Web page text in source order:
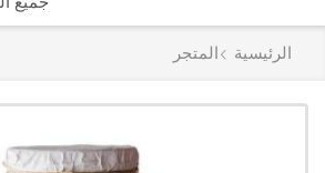
الرئيسية المتجر